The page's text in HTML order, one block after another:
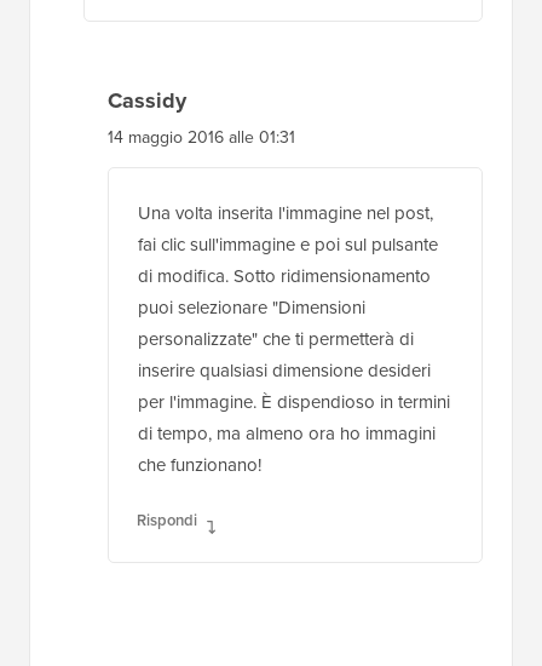
Cassidy
14 maggio 2016 alle 01:31
Una volta inserita l'immagine nel post,
fai clic sull'immagine e poi sul pulsante
di modifica. Sotto ridimensionamento
puoi selezionare "Dimensioni
personalizzate" che ti permetterà di
inserire qualsiasi dimensione desideri
per l'immagine. È dispendioso in termini
di tempo, ma almeno ora ho immagini
che funzionano!
Rispondi